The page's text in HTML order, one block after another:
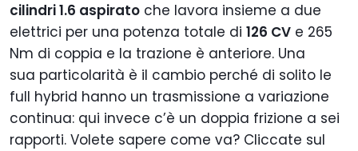
cilindri 1.6 aspirato che lavora insieme a due
elettrici per una potenza totale di 126 CV e 265
Nm di coppia e la trazione è anteriore. Una
sua particolarità è il cambio perché di solito le
full hybrid hanno un trasmissione a variazione
continua: qui invece c’è un doppia frizione a sei
rapporti. Volete sapere come va? Cliccate sul